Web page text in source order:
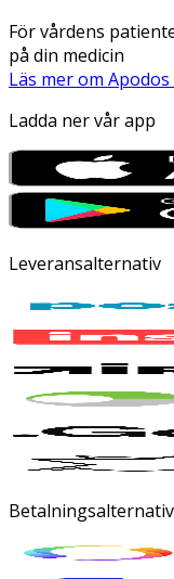
För vårdens
på din medicin
Läs mer om
Ladda ner vår app
Leveransalternativ
Betalningsalternativ